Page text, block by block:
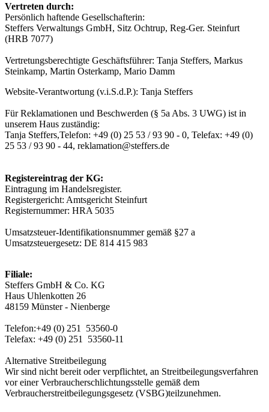
Vertreten durch:
Persönlich haftende Gesellschafterin:
Steffers Verwaltungs GmbH, Sitz Ochtrup, Reg-Ger. Steinfurt
(HRB 7077)
Vertretungsberechtigte Geschäftsführer: Tanja Steffers, Markus
Steinkamp, Martin Osterkamp, Mario Damm
Website-Verantwortung (v.i.S.d.P.): Tanja Steffers
Für Reklamationen und Beschwerden (§ 5a Abs. 3 UWG) ist in
unserem Haus zuständig:
Tanja Steffers,Telefon: +49 (0) 25 53 / 93 90 - 0, Telefax: +49 (0)
25 53 / 93 90 - 44, reklamation@steffers.de
Registereintrag der KG:
Eintragung im Handelsregister.
Registergericht: Amtsgericht Steinfurt
Registernummer: HRA 5035
Umsatzsteuer-Identifikationsnummer gemäß §27 a
Umsatzsteuergesetz: DE 814 415 983
Filiale:
Steffers GmbH & Co. KG
Haus Uhlenkotten 26
48159 Münster - Nienberge
Telefon:+49 (0) 251 53560-0
Telefax: +49 (0) 251 53560-11
Alternative Streitbeilegung
Wir sind nicht bereit oder verpflichtet, an Streitbeilegungsverfahren
vor einer Verbraucherschlichtungsstelle gemäß dem
Verbraucherstreitbeilegungsgesetz (VSBG)teilzunehmen.